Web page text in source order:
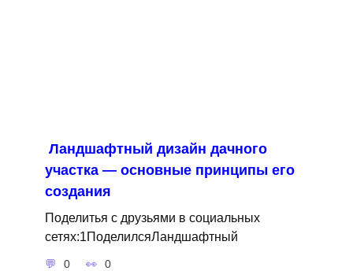
Ландшафтный дизайн дачного
участка — основные принципы его
создания
Поделитья с друзьями в социальных
сетях:1ПоделилсяЛандшафтный
0 0